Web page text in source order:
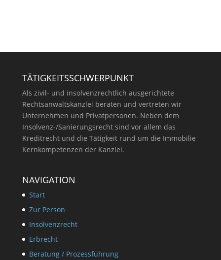
TÄTIGKEITSSCHWERPUNKT
Als zivil- und insolvenzrechtlich ausgerichtete
Rechtsanwaltskanzlei beraten und vertreten wir
Unternehmen und Privatpersonen. Neben dem
Insolvenz-/Sanierungsrecht sind vor allem das
Kreditrecht und die Tätigkeit rund um die Immobilie
Kernkompetenzen der Kanzlei.
NAVIGATION
Start
Zur Person
Insolvenzrecht
Erbrecht
Beratung / Prozessführung